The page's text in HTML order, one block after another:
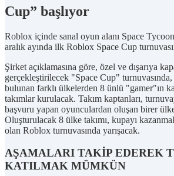
Cup” başlıyor
Roblox içinde sanal oyun alanı Space
aralık ayında ilk Roblox Space Cup
Şirket açıklamasına göre, özel ve dışarıya
gerçekleştirilecek "Space Cup"
bulunan farklı ülkelerden 8 ünlü "gamer"ın
takımlar kurulacak. Takım kaptanları,
başvuru yapan oyunculardan oluşan birer
Oluşturulacak 8 ülke takımı, kupayı
olan Roblox turnuvasında yarışacak.
AŞAMALARI TAKİP EDEREK
KATILMAK MÜMKÜN